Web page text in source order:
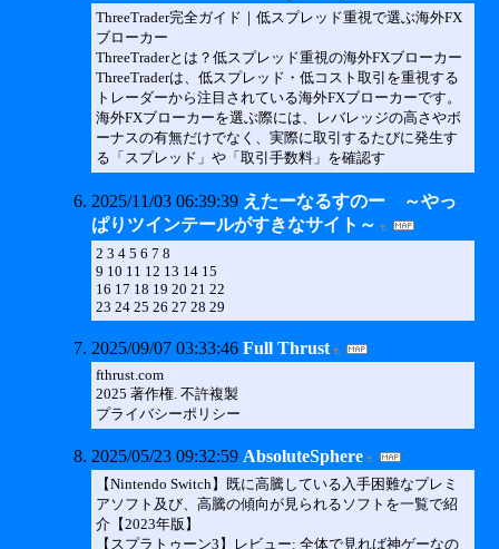
ThreeTrader完全ガイド｜低スプレッド重視で選ぶ海外FX
ブローカー
ThreeTraderとは？低スプレッド重視の海外FXブローカー
ThreeTraderは、低スプレッド・低コスト取引を重視する
トレーダーから注目されている海外FXブローカーです。
海外FXブローカーを選ぶ際には、レバレッジの高さやボ
ーナスの有無だけでなく、実際に取引するたびに発生す
る「スプレッド」や「取引手数料」を確認す
2025/11/03 06:39:39 えたーなるすのー ～やっ
ぱりツインテールがすきなサイト～
2 3 4 5 6 7 8
9 10 11 12 13 14 15
16 17 18 19 20 21 22
23 24 25 26 27 28 29
2025/09/07 03:33:46 Full Thrust
fthrust.com
2025 著作権. 不許複製
プライバシーポリシー
2025/05/23 09:32:59 AbsoluteSphere
【Nintendo Switch】既に高騰している入手困難なプレミ
アソフト及び、高騰の傾向が見られるソフトを一覧で紹
介【2023年版】
【スプラトゥーン3】レビュー: 全体で見れば神ゲーなの